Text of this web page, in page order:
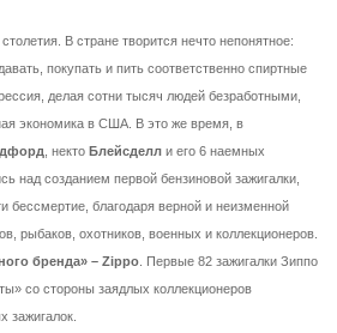
В стране творится нечто непонятное:
покупать и пить соответственно спиртные
делая сотни тысяч людей безработными,
экономика в США. В это же время, в
, некто Блейсделл и его 6 наемных
над созданием первой бензиновой зажигалки,
бессмертие, благодаря верной и неизменной
рыбаков, охотников, военных и коллекционеров.
бренда» – Zippo . Первые 82 зажигалки Зиппо
со стороны заядлых коллекционеров
зажигалок.